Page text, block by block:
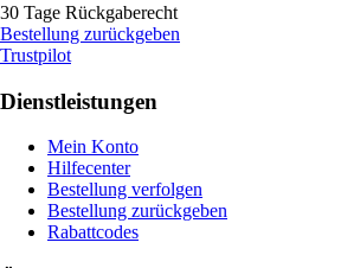
30 Tage Rückgaberecht
Bestellung zurückgeben
Trustpilot
Dienstleistungen
Mein Konto
Hilfecenter
Bestellung verfolgen
Bestellung zurückgeben
Rabattcodes